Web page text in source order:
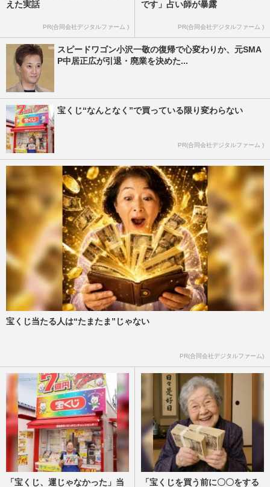
えた実話
PR(合同会社デジタルファーム )
です」占い師が暴露
PR(合同会社デジタルファーム )
スピードワゴン小沢一敬の復帰で心変わりか、元SMA
P中居正広が引退・廃業を決めた...
宝くじ“なんとなく”で買っている限り変わらない
PR(合同会社デジタルファーム )
宝くじ当たる人は“たまたま”じゃない
PR(合同会社デジタルファーム)
「宝くじ、運じゃなかった」当 「宝くじを買う前に〇〇をする